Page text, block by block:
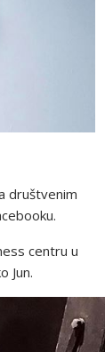
društvenim
centru u
Jun.